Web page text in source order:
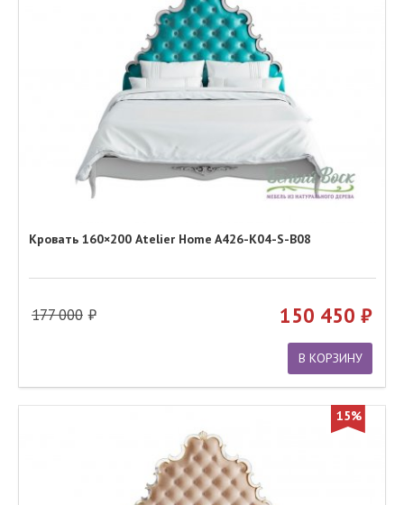
Кровать 160×200 Atelier Home A426-K04-S-B08
177 000 150 450
В КОРЗИНУ
15%